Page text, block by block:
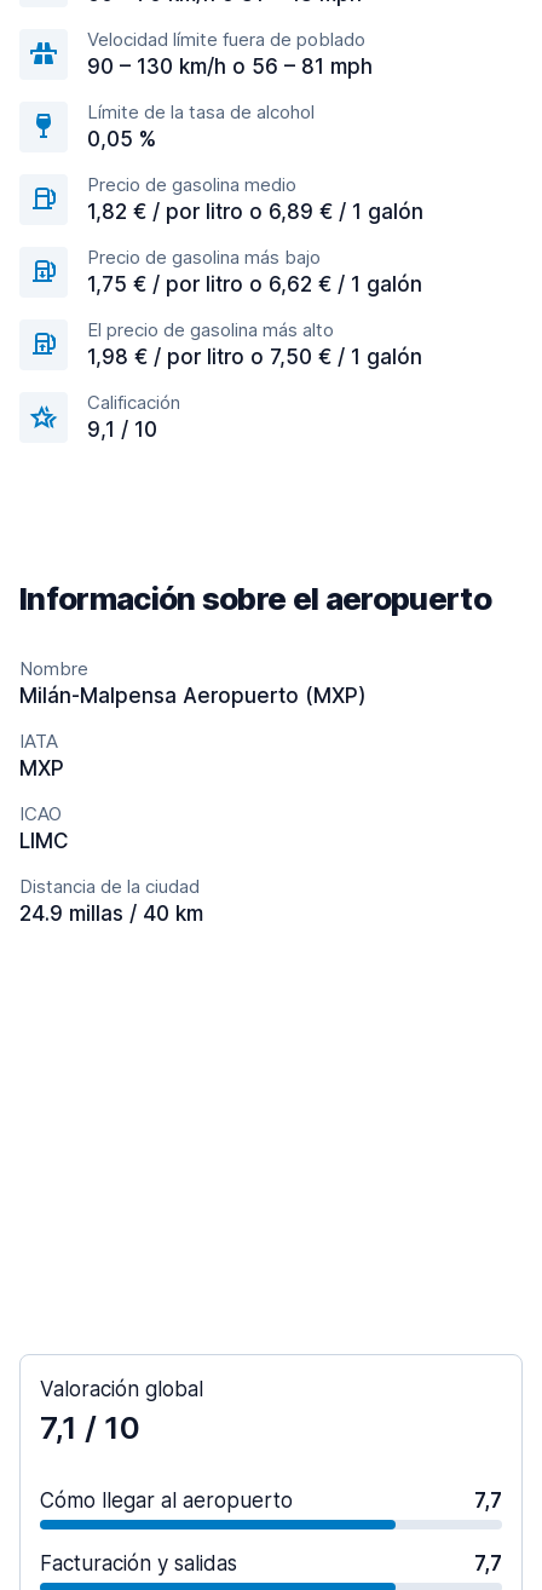
Velocidad límite fuera de poblado
90 – 130 km/h o 56 – 81 mph
Límite de la tasa de alcohol
0,05 %
Precio de gasolina medio
1,82 € / por litro o 6,89 € / 1 galón
Precio de gasolina más bajo
1,75 € / por litro o 6,62 € / 1 galón
El precio de gasolina más alto
1,98 € / por litro o 7,50 € / 1 galón
Calificación
9,1 / 10
Información sobre el aeropuerto
Nombre
Milán-Malpensa Aeropuerto (MXP)
IATA
MXP
ICAO
LIMC
Distancia de la ciudad
24.9 millas / 40 km
Valoración global
7,1 / 10
Cómo llegar al aeropuerto 7,7
Facturación y salidas 7,7